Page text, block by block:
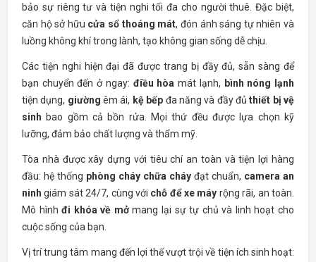
bảo sự riêng tư và tiện nghi tối đa cho người thuê. Đặc biệt,
căn hộ sở hữu cửa sổ thoáng mát, đón ánh sáng tự nhiên và
luồng không khí trong lành, tạo không gian sống dễ chịu.
Các tiện nghi hiện đại đã được trang bị đầy đủ, sẵn sàng để
bạn chuyển đến ở ngay: điều hòa mát lạnh, bình nóng lạnh
tiện dụng, giường êm ái, kệ bếp đa năng và đầy đủthiết bị vệ
sinh bao gồm cả bồn rửa. Mọi thứ đều được lựa chọn kỹ
lưỡng, đảm bảo chất lượng và thẩm mỹ.
Tòa nhà được xây dựng với tiêu chí an toàn và tiện lợi hàng
đầu: hệ thống phòng cháy chữa cháy đạt chuẩn, camera an
ninh giám sát 24/7, cùng với chỗ để xe máy rộng rãi, an toàn.
Mô hìnhđi khóa về mởmang lại sự tự chủ và linh hoạt cho
cuộc sống của bạn.
Vị trí trung tâm mang đến lợi thế vượt trội về tiện ích sinh hoạt: